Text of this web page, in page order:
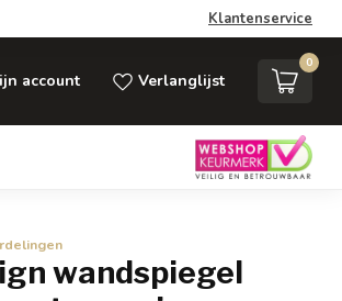
Klantenservice
account Verlanglijst
0
wandspiegel